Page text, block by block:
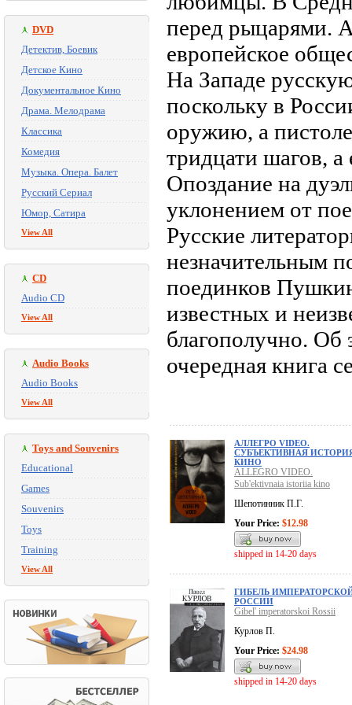
DVD
Детектив, Боевик
Детское Кино
Документальное Кино
Драма. Мелодрама
Классика
Комедия
Музыка. Опера. Балет
Русский Сериал
Юмор, Сатира
View All
CD
Audio CD
View All
Audio Books
Audio Books
View All
Toys and Souvenirs
Educational
Games
Souvenirs
Toys
Training
View All
перед рыцарями.
европейское
На Западе
поскольку в
оружию, а
тридцати шагов,
Опоздание на
уклонением от
Русские
незначительным
поединков
известных и
благополучно. Об
очередная книга
АЛЛЕГРО VIDEO.
СУБЪЕКТИВНАЯ
КИНО
ALLEGRO VIDEO.
Sub'ektivnaia istoriia kino
Шепотинник П.Г.
Your Price: $12.98
shipped in 14-20 days
ГИБЕЛЬ
РОССИИ
Gibel' imperatorskoi Rossii
Курлов П.
Your Price: $24.98
shipped in 14-20 days